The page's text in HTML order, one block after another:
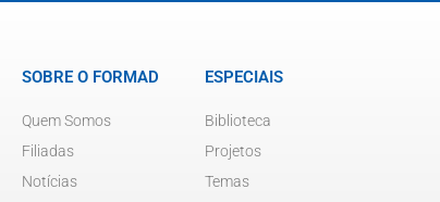
SOBRE O FORMAD
Quem Somos
Filiadas
Notícias
ESPECIAIS
Biblioteca
Projetos
Temas